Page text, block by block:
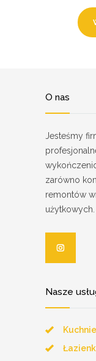
O nas
Jesteśmy
zarówno
remontów
użytkowych.
Nasze
Kuchnie